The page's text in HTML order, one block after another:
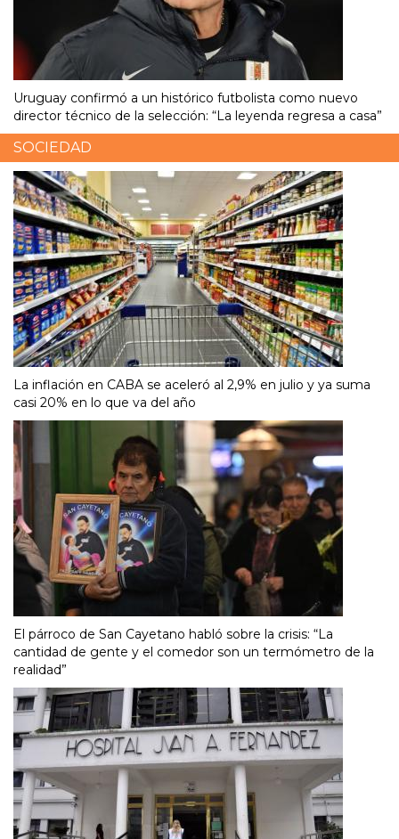
Uruguay confirmó a un histórico futbolista como nuevo
director técnico de la selección: “La leyenda regresa a casa”
SOCIEDAD
La inflación en CABA se aceleró al 2,9% en julio y ya suma
casi 20% en lo que va del año
El párroco de San Cayetano habló sobre la crisis: “La
cantidad de gente y el comedor son un termómetro de la
realidad”